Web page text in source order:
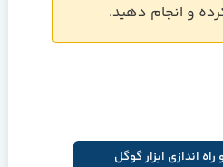
و انجام دهید.
اندازی ابزار گوگل